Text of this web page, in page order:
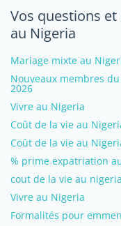
Vos questions
au Nigeria
Mariage mixte au
Nouveaux membres
2026
Vivre au Nigeria
Coût de la vie au
Coût de la vie au
% prime expatriation
cout de la vie au nigeria
Vivre au Nigeria
Formalités pour